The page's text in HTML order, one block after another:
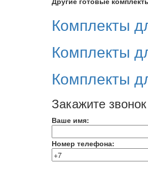
Комплекты
Комплекты
Комплекты
Закажите
Ваше имя:
Номер телефона: